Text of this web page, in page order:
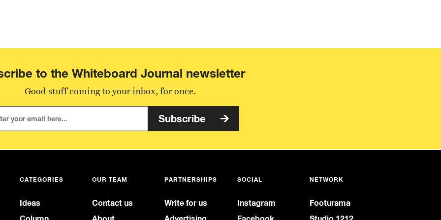
to the Whiteboard Journal newsletter
Good stuff coming to your inbox, for once.
Subscribe
CATEGORIES
Ideas
OUR TEAM
Contact us
PARTNERSHIPS
Write for us
SOCIAL
Instagram
NETWORK
Footurama